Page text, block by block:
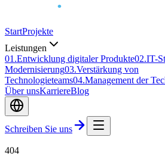
StartProjekte
Leistungen
01 .Entwicklung digitaler Produkte02.IT-
Modernisierung03.Verstärkung von
Technologieteams04.Management der
Über unsKarriereBlog
Schreiben Sie uns
404